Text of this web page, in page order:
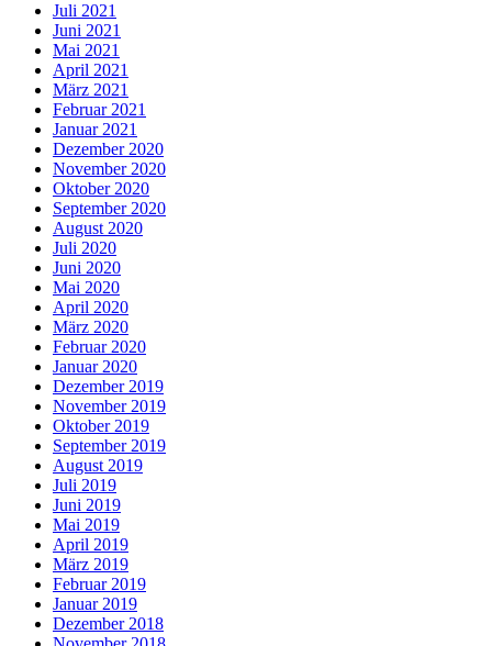
Juli 2021
Juni 2021
Mai 2021
April 2021
März 2021
Februar 2021
Januar 2021
Dezember 2020
November 2020
Oktober 2020
September 2020
August 2020
Juli 2020
Juni 2020
Mai 2020
April 2020
März 2020
Februar 2020
Januar 2020
Dezember 2019
November 2019
Oktober 2019
September 2019
August 2019
Juli 2019
Juni 2019
Mai 2019
April 2019
März 2019
Februar 2019
Januar 2019
Dezember 2018